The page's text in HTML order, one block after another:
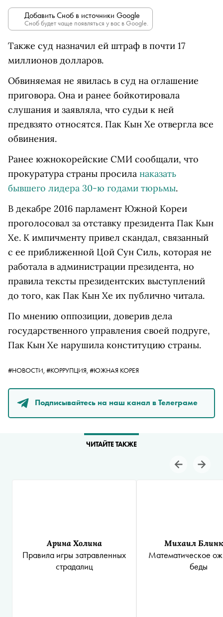
Добавить Сноб в источники Google
Сноб будет чаще появляться у вас в Google.
Также суд назначил ей штраф в почти 17
миллионов долларов.
Обвиняемая не явилась в суд на оглашение
приговора. Она и ранее бойкотировала
слушания и заявляла, что судьи к ней
предвзято относятся. Пак Кын Хе отвергла все
обвинения.
Ранее южнокорейские СМИ сообщали, что
прокуратура страны просила наказать
бывшего лидера 30-ю годами тюрьмы.
В декабре 2016 парламент Южной Кореи
проголосовал за отставку президента Пак Кын
Хе. К импичменту привел скандал, связанный
с ее приближенной Цой Сун Силь, которая не
работала в администрации президента, но
правила тексты президентских выступлений
до того, как Пак Кын Хе их публично читала.
По мнению оппозиции, доверив дела
государственного управления своей подруге,
Пак Кын Хе нарушила конституцию страны.
#НОВОСТИ, #КОРРУПЦИЯ, #ЮЖНАЯ КОРЕЯ
Подписывайтесь на наш канал в Телеграме
ЧИТАЙТЕ ТАКЖЕ
Арина Холина
Правила игры затравленных
страдалиц
Михаил
Математическое
беды